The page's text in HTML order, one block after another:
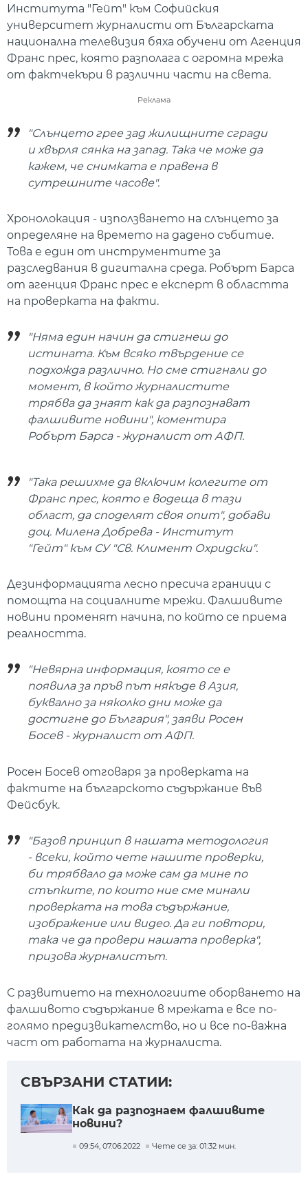
Института "Гейт" към Софийския
университет журналисти от Българската
национална телевизия бяха обучени от Агенция
Франс прес, която разполага с огромна мрежа
от фактчекъри в различни части на света.
Реклама
"Слънцето грее зад жилищните сгради
и хвърля сянка на запад. Така че може да
кажем, че снимката е правена в
сутрешните часове".
Хронолокация - използването на слънцето за
определяне на времето на дадено събитие.
Това е един от инструментите за
разследвания в дигитална среда. Робърт Барса
от агенция Франс прес е експерт в областта
на проверката на факти.
"Няма един начин да стигнеш до
истината. Към всяко твърдение се
подхожда различно. Но сме стигнали до
момент, в който журналистите
трябва да знаят как да разпознават
фалшивите новини", коментира
Робърт Барса - журналист от АФП.
"Така решихме да включим колегите от
Франс прес, която е водеща в тази
област, да споделят своя опит", добави
доц. Милена Добрева - Институт
"Гейт" към СУ "Св. Климент Охридски".
Дезинформацията лесно пресича граници с
помощта на социалните мрежи. Фалшивите
новини променят начина, по който се приема
реалността.
"Невярна информация, която се е
появила за пръв път някъде в Азия,
буквално за няколко дни може да
достигне до България", заяви Росен
Босев - журналист от АФП.
Росен Босев отговаря за проверката на
фактите на българското съдържание във
Фейсбук.
"Базов принцип в нашата методология
- всеки, който чете нашите проверки,
би трябвало да може сам да мине по
стъпките, по които ние сме минали
проверката на това съдържание,
изображение или видео. Да ги повтори,
така че да провери нашата проверка",
призова журналистът.
С развитието на технологиите оборването на
фалшивото съдържание в мрежата е все по-
голямо предизвикателство, но и все по-важна
част от работата на журналиста.
СВЪРЗАНИ СТАТИИ:
Как да разпознаем фалшивите
новини?
09:54, 07.06.2022 Чете се за: 01:32 мин.